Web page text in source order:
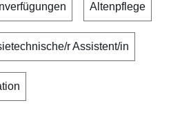
Altenpflege
r Assistent/in